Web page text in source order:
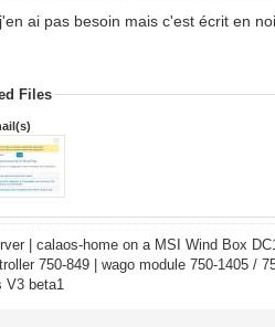
ai pas besoin mais c'est écrit en
Files
| calaos-home on a MSI Wind Box
750-849 | wago module 750-1405 /
V3 beta1